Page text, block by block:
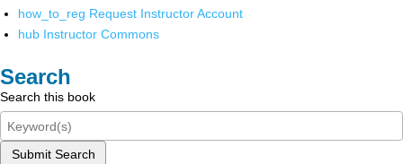
how_to_reg Request Instructor Account
hub Instructor Commons
Search
Search this book
Submit Search